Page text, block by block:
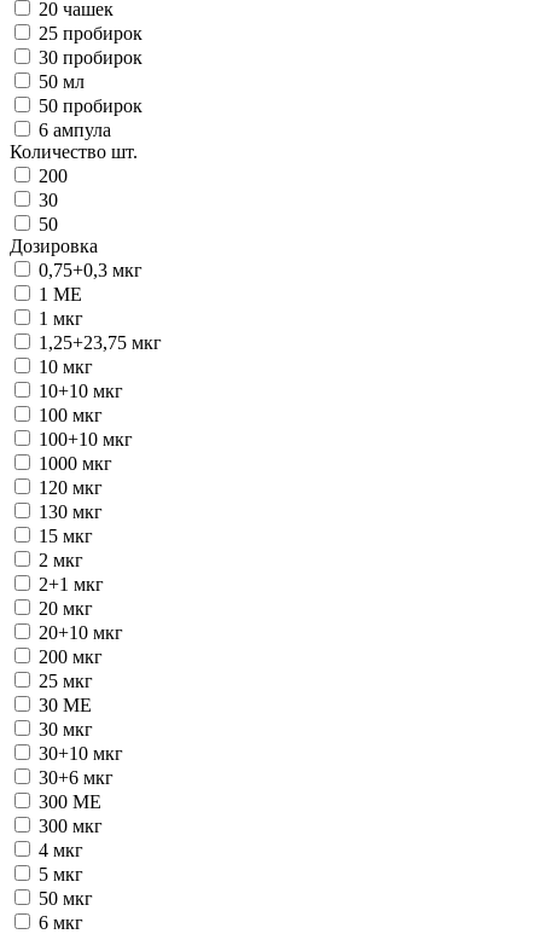
20 чашек
25 пробирок
30 пробирок
50 мл
50 пробирок
6 ампула
Количество шт.
200
30
50
Дозировка
0,75+0,3 мкг
1 ME
1 мкг
1,25+23,75 мкг
10 мкг
10+10 мкг
100 мкг
100+10 мкг
1000 мкг
120 мкг
130 мкг
15 мкг
2 мкг
2+1 мкг
20 мкг
20+10 мкг
200 мкг
25 мкг
30 ME
30 мкг
30+10 мкг
30+6 мкг
300 ME
300 мкг
4 мкг
5 мкг
50 мкг
6 мкг